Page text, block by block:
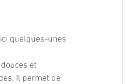
quelques-unes
et
Il permet de